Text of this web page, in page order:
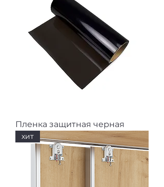
Пленка защитная черная
хит